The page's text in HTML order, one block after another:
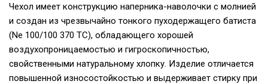
Чехол имеет конструкцию наперника-наволочки с молнией
и создан из чрезвычайно тонкого пуходержащего батиста
(Ne 100/100 370 ТС), обладающего хорошей
воздухопроницаемостью и гигроскопичностью,
свойственными натуральному хлопку. Изделие отличается
повышенной износостойкостью и выдерживает стирку при